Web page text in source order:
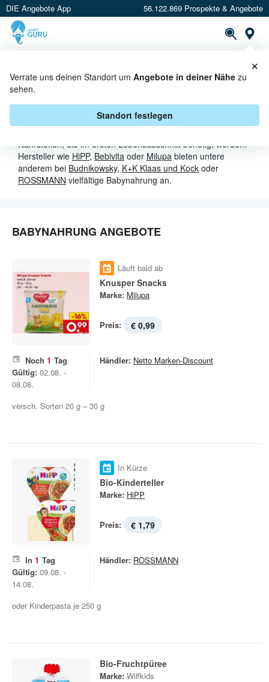
DIE Angebote App 56.122.869 Prospekte & Angebote
Verrate uns deinen Standort um Angebote in deiner Nähe zu
sehen.
Standort festlegen
×
BABYNAHRUNG IN AKTION
Nährstoffen, die im ersten Lebensabschnitt benötigt werden.
Hersteller wie HiPP, Bebivita oder Milupa bieten untere
anderem bei Budnikowsky, K+K Klaas und Kock oder
ROSSMANN vielfältige Babynahrung an.
BABYNAHRUNG ANGEBOTE
Läuft bald ab
Knusper Snacks
Marke: Milupa
Preis: € 0,99
Noch 1 Tag
Gültig: 02.08. -
08.08.
Händler: Netto Marken-Discount
versch. Sorten 20 g – 30 g
In Kürze
Bio-Kinderteller
Marke: HiPP
Preis: € 1,79
In 1 Tag
Gültig: 09.08. -
14.08.
Händler: ROSSMANN
oder Kinderpasta je 250 g
Bio-Fruchtpüree
Marke: Wiffkids